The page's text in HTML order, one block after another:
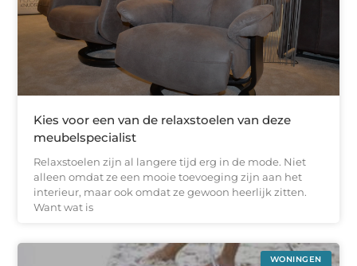
Kies voor een van de relaxstoelen van deze
meubelspecialist
Relaxstoelen zijn al langere tijd erg in de mode. Niet
alleen omdat ze een mooie toevoeging zijn aan het
interieur, maar ook omdat ze gewoon heerlijk zitten.
Want wat is
WONINGEN